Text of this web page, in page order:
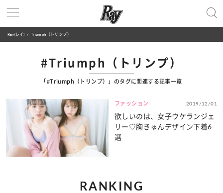
Ray(レイ) Triumph（トリンプ）
#Triumph（トリンプ）
「#Triumph（トリンプ）」のタグに関連する記事一覧
ファッション 2019/12/01
欲しいのは、女子ウケランジェ
リー♡胸きゅんデザイン下着6
選
RANKING